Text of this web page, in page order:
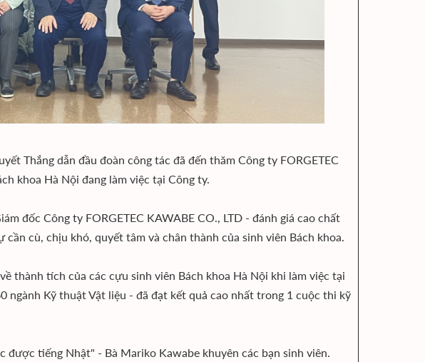
Thắng dẫn đầu đoàn công tác đã đến thăm Công ty FORGETEC
khoa Hà Nội đang làm việc tại Công ty.
đốc Công ty FORGETEC KAWABE CO., LTD - đánh giá cao chất
cù, chịu khó, quyết tâm và chân thành của sinh viên Bách khoa.
thành tích của các cựu sinh viên Bách khoa Hà Nội khi làm việc tại
ngành Kỹ thuật Vật liệu - đã đạt kết quả cao nhất trong 1 cuộc thi kỹ
được tiếng Nhật" - Bà Mariko Kawabe khuyên các bạn sinh viên.